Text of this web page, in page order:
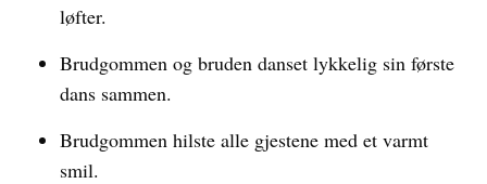
løfter.
Brudgommen og bruden danset lykkelig sin første
dans sammen.
Brudgommen hilste alle gjestene med et varmt
smil.